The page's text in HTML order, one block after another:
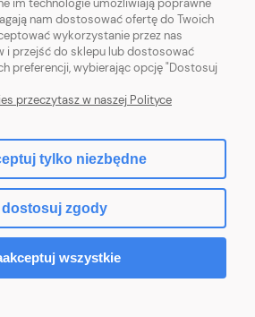
Mal | ul. Mościckiego 14; 66-400 Gorzów
| Tel.698 35 12 13|zby-mal@wp.pl
internetowy Shoper.pl
im technologie umożliwiają poprawne
nam dostosować ofertę do Twoich
wykorzystanie przez nas
i przejść do sklepu lub dostosować
preferencji, wybierając opcję "Dostosuj
przeczytasz w naszej Polityce
tylko niezbędne
dostosuj zgody
wszystkie